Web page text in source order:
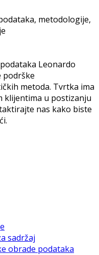
metodologije,
Leonardo
podrške
metoda. Tvrtka ima
klijentima u postizanju
nas kako biste
sadržaj
obrade podataka